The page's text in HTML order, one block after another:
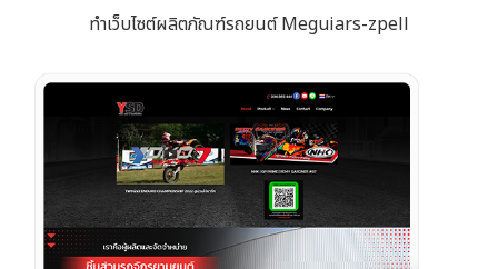
ทำเว็บไซต์ผลิตภัณฑ์รถยนต์ Meguiars-zpell